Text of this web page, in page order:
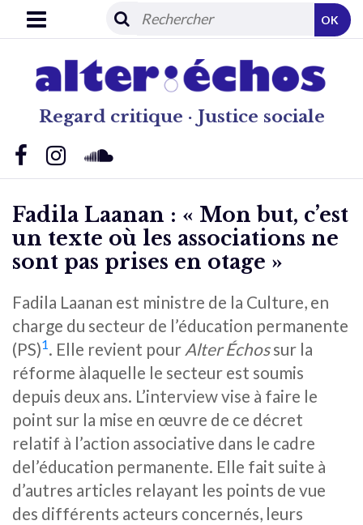
Regard critique · Justice sociale
OK
Fadila Laanan : « Mon but, c’est
un texte où les associations ne
sont pas prises en otage »
Fadila Laanan est ministre de la Culture, en
charge du secteur de l’éducation permanente
(PS)1. Elle revient pour Alter Échossur la
réforme àlaquelle le secteur est soumis
depuis deux ans. L’interview vise à faire le
point sur la mise en œuvre de ce décret
relatif à l’action associative dans le cadre
del’éducation permanente. Elle fait suite à
d’autres articles relayant les points de vue
des différents acteurs concernés, leurs